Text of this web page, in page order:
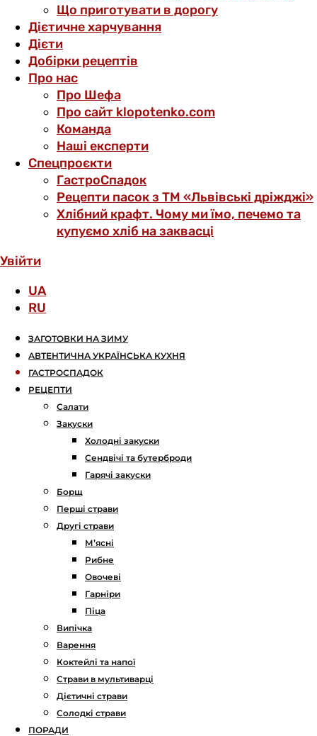
Що приготувати в дорогу
Дієтичне харчування
Дієти
Добірки рецептів
Про нас
Про Шефа
Про сайт klopotenko.com
Команда
Наші експерти
Спецпроєкти
ГастроСпадок
Рецепти пасок з ТМ «Львівські дріжджі»
Хлібний крафт. Чому ми їмо, печемо та
купуємо хліб на заквасці
Увійти
UA
RU
ЗАГОТОВКИ НА ЗИМУ
АВТЕНТИЧНА УКРАЇНСЬКА КУХНЯ
ГАСТРОСПАДОК
РЕЦЕПТИ
Салати
Закуски
Холодні закуски
Сендвічі та бутерброди
Гарячі закуски
Борщ
Перші страви
Другі страви
М’ясні
Рибне
Овочеві
Гарніри
Піца
Випічка
Варення
Коктейлі та напої
Страви в мультиварці
Дієтичні страви
Солодкі страви
ПОРАДИ